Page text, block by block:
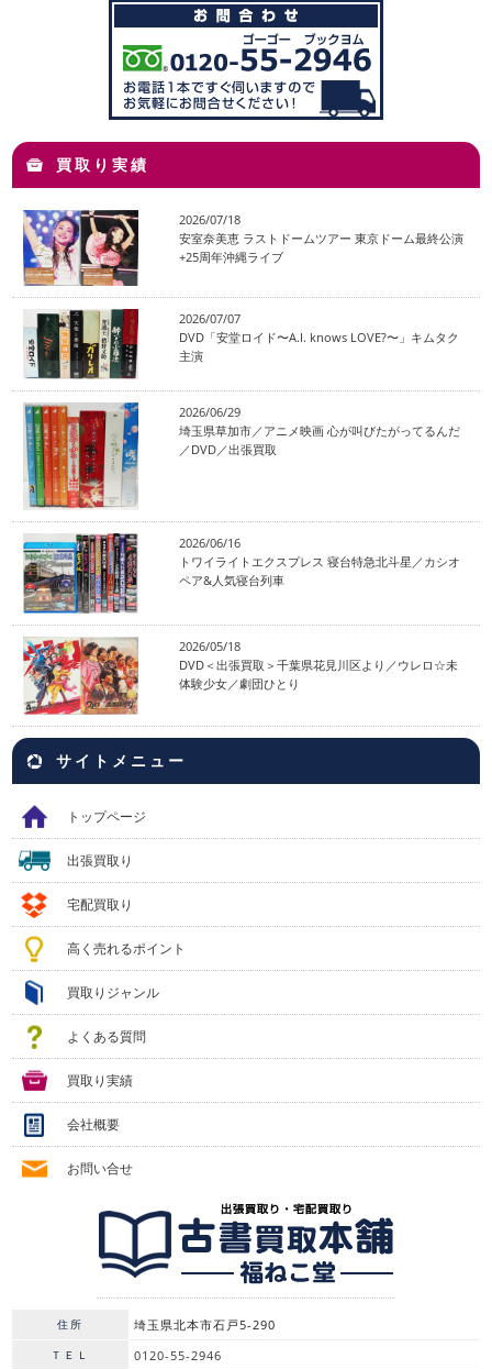
買取り実績
2026/07/18
安室奈美恵 ラストドームツアー 東京ドーム最終公演
+25周年沖縄ライブ
2026/07/07
DVD「安堂ロイド〜A.I. knows LOVE?〜」キムタク
主演
2026/06/29
埼玉県草加市／アニメ映画 心が叫びたがってるんだ
／DVD／出張買取
2026/06/16
トワイライトエクスプレス 寝台特急北斗星／カシオ
ペア&人気寝台列車
2026/05/18
DVD＜出張買取＞千葉県花見川区より／ウレロ☆未
体験少女／劇団ひとり
サイトメニュー
トップページ
出張買取り
宅配買取り
高く売れるポイント
買取りジャンル
よくある質問
買取り実績
会社概要
お問い合せ
住所 埼玉県北本市石戸5-290
ＴＥＬ 0120-55-2946